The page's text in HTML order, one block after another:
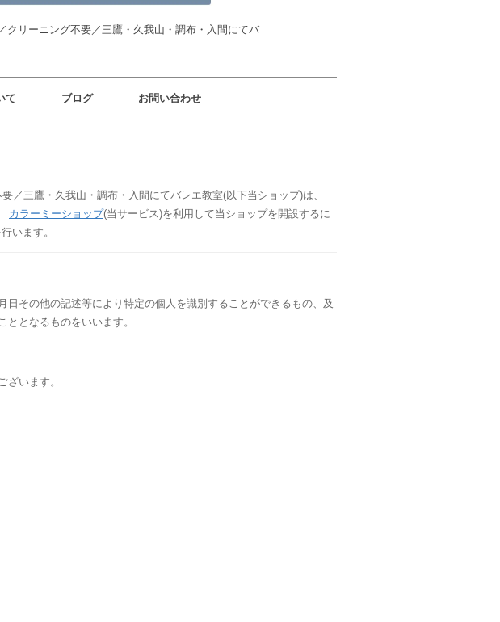
リーニング不要／三鷹・久我山・調布・入間にてバ
て ブログ お問い合わせ
／三鷹・久我山・調布・入間にてバレエ教室(以下当ショップ)は、
カラーミーショップ(当サービス)を利用して当ショップを開設するに
います。
その他の記述等により特定の個人を識別することができるもの、及
となるものをいいます。
います。